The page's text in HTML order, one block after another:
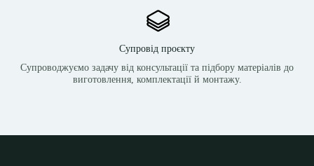
Супровід проєкту
Супроводжуємо задачу від консультації та підбору матеріалів до
виготовлення, комплектації й монтажу.